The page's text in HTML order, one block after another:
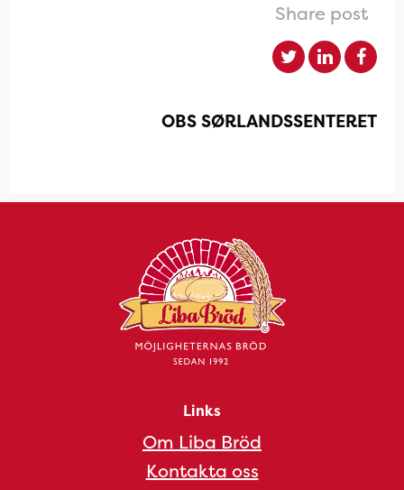
Share post
OBS SØRLANDSSENTERET
Links
Om Liba Bröd
Kontakta oss